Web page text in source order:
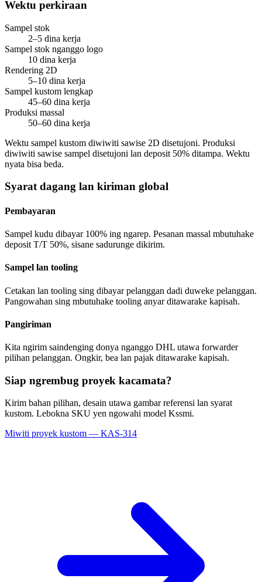
Wektu perkiraan
Sampel stok
2–5 dina kerja
Sampel stok nganggo logo
10 dina kerja
Rendering 2D
5–10 dina kerja
Sampel kustom lengkap
45–60 dina kerja
Produksi massal
50–60 dina kerja
Wektu sampel kustom diwiwiti sawise 2D disetujoni. Produksi
diwiwiti sawise sampel disetujoni lan deposit 50% ditampa. Wektu
nyata bisa beda.
Syarat dagang lan kiriman global
Pembayaran
Sampel kudu dibayar 100% ing ngarep. Pesanan massal mbutuhake
deposit T/T 50%, sisane sadurunge dikirim.
Sampel lan tooling
Cetakan lan tooling sing dibayar pelanggan dadi duweke pelanggan.
Pangowahan sing mbutuhake tooling anyar ditawarake kapisah.
Pangiriman
Kita ngirim saindenging donya nganggo DHL utawa forwarder
pilihan pelanggan. Ongkir, bea lan pajak ditawarake kapisah.
Siap ngrembug proyek kacamata?
Kirim bahan pilihan, desain utawa gambar referensi lan syarat
kustom. Lebokna SKU yen ngowahi model Kssmi.
Miwiti proyek kustom — KAS-314